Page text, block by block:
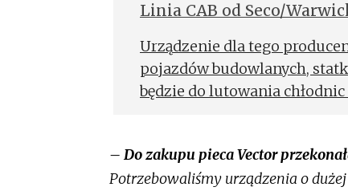
Linia CAB od Seco/
Urządzenie dla tego
pojazdów budowlanych,
będzie do lutowania
– Do zakupu pieca Vector
Potrzebowaliśmy urządzenia o